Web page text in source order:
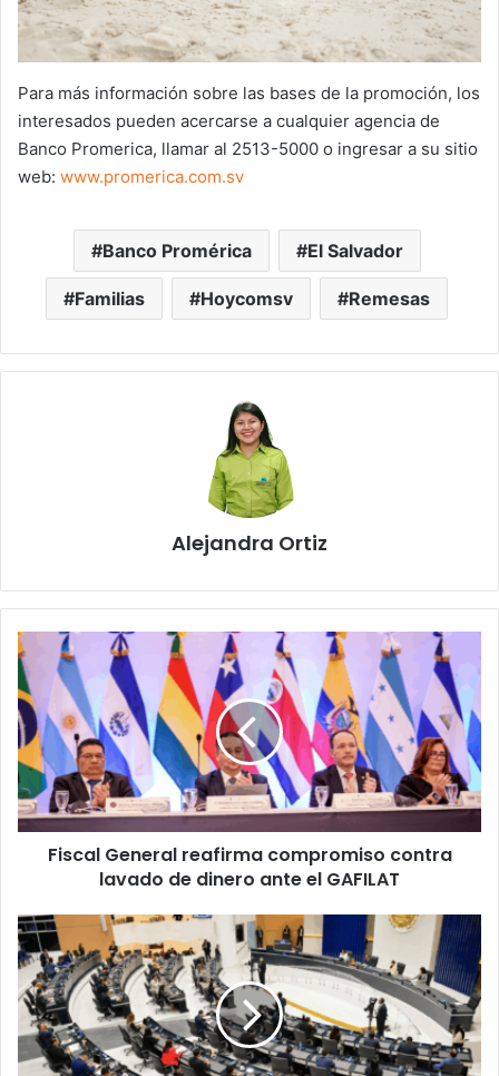
Para más información sobre las bases de la promoción, los
interesados pueden acercarse a cualquier agencia de
Banco Promerica, llamar al 2513-5000 o ingresar a su sitio
web: www.promerica.com.sv
Banco Promérica El Salvador
Familias Hoycomsv Remesas
Alejandra Ortiz
Fiscal
General
reafirma
compromiso
contra
lavado
de
dinero
ante
Fiscal General reafirma compromiso contra
lavado de dinero ante el GAFILAT
Plantean
reforma
para
ampliar
período
presidencial,
eliminar